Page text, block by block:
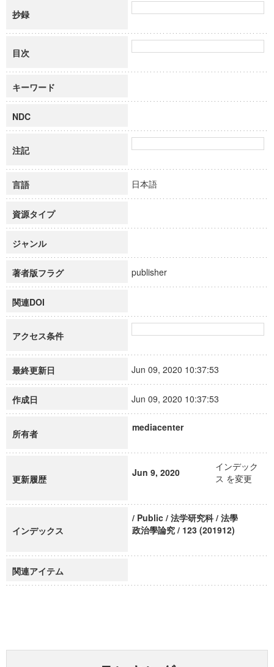
抄録
目次
キーワード
NDC
注記
言語 日本語
資源タイプ
ジャンル
著者版フラグ publisher
関連DOI
アクセス条件
最終更新日 Jun 09, 2020 10:37:53
作成日 Jun 09, 2020 10:37:53
所有者
mediacenter
更新履歴
Jun 9, 2020
インデック
ス を変更
インデックス
/ Public / 法学研究科 / 法學
政治學論究 / 123 (201912)
関連アイテム